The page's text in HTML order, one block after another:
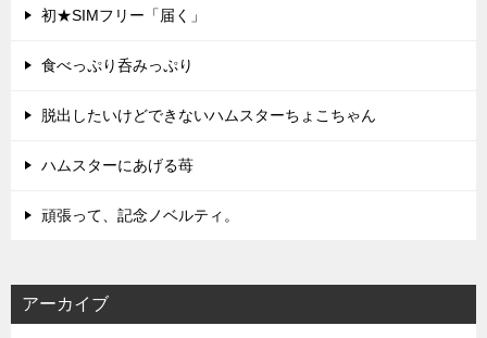
初★SIMフリー「届く」
食べっぷり呑みっぷり
脱出したいけどできないハムスターちょこちゃん
ハムスターにあげる苺
頑張って、記念ノベルティ。
アーカイブ